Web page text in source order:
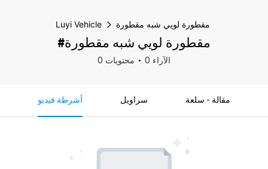
Luyi Vehicle مقطورة لويي شبه مقطورة
#مقطورة لويي شبه مقطورة
0 محتويات 0 الآراء
أشرطة فيديو سراويل مقالة - سلعة